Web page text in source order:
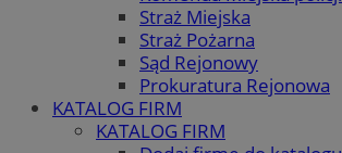
Straż Miejska
Straż Pożarna
Sąd Rejonowy
Prokuratura Rejonowa
KATALOG FIRM
KATALOG FIRM